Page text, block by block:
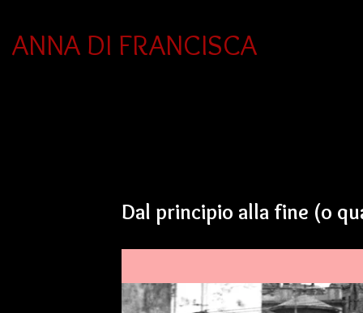
ANNA DI FRANCISCA
Dal principio alla fine (o